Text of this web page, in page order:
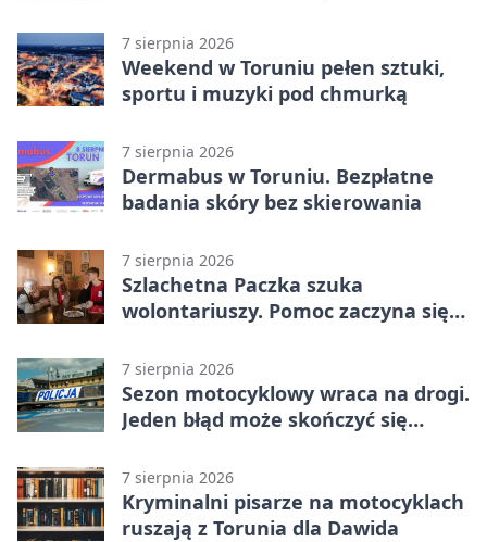
7 sierpnia 2026
Weekend w Toruniu pełen sztuki,
sportu i muzyki pod chmurką
7 sierpnia 2026
Dermabus w Toruniu. Bezpłatne
badania skóry bez skierowania
7 sierpnia 2026
Szlachetna Paczka szuka
wolontariuszy. Pomoc zaczyna się
7 sierpnia 2026
Sezon motocyklowy wraca na drogi.
Jeden błąd może skończyć się
7 sierpnia 2026
Kryminalni pisarze na motocyklach
ruszają z Torunia dla Dawida